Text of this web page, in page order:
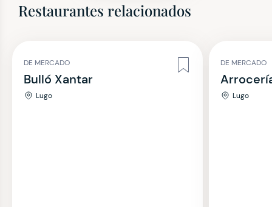
Restaurantes relacionados
DE MERCADO
Bulló Xantar
Lugo
DE MERCADO
Lugo